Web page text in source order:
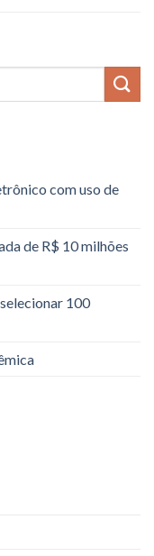
com uso de
de R$ 10 milhões
100